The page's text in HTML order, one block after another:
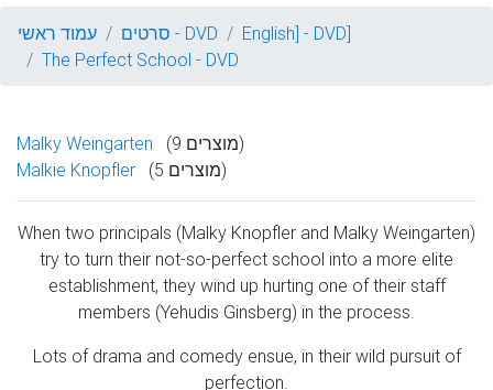
עמוד ראשי סרטים - DVD
English] - DVD]
The Perfect School - DVD
Malky Weingarten
(9 מוצרים)
Malkie Knopfler
(5 מוצרים)
When two principals (Malky Knopfler and Malky Weingarten)
try to turn their not-so-perfect school into a more elite
establishment, they wind up hurting one of their staff
members (Yehudis Ginsberg) in the process.
Lots of drama and comedy ensue, in their wild pursuit of
perfection.